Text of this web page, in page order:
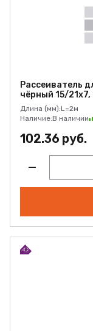
Рассеиватель
чёрный 15/21х7,
Длина (мм):L=2м
Наличие:В наличии
102.36 руб.